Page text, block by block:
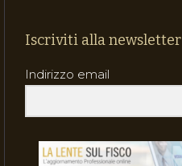
Iscriviti alla newsletter
Indirizzo email